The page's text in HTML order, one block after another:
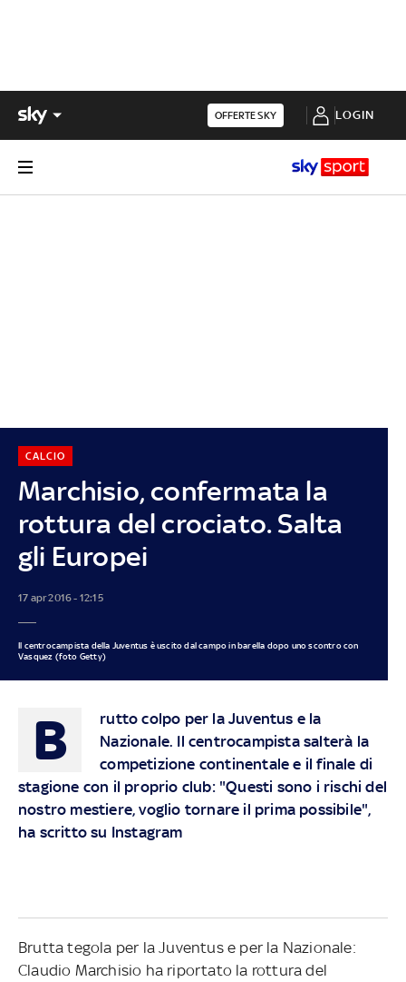
OFFERTE SKY LOGIN
Marchisio, confermata la
rottura del crociato. Salta
gli Europei
CALCIO
17 apr 2016 - 12:15
Il centrocampista della Juventus è uscito dal campo in barella dopo uno scontro con
Vasquez (foto Getty)
B
rutto colpo per la Juventus e la
Nazionale. Il centrocampista salterà la
competizione continentale e il finale di
stagione con il proprio club: "Questi sono i rischi del
nostro mestiere, voglio tornare il prima possibile",
ha scritto su Instagram
Brutta tegola per la Juventus e per la Nazionale:
Claudio Marchisio ha riportato la rottura del